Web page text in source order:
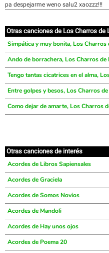
pa despejarme weno salu2 xaozzz!!!
Otras canciones de Los Charros de
Simpática y muy bonita, Los Charros
Ando de borrachera, Los Charros de
Tengo tantas cicatrices en el alma,
Entre golpes y besos, Los Charros
Como dejar de amarte, Los Charros
Otras canciones de interés
Acordes de Libros Sapiensales
Acordes de Graciela
Acordes de Somos Novios
Acordes de Mandoli
Acordes de Hay unos ojos
Acordes de Poema 20